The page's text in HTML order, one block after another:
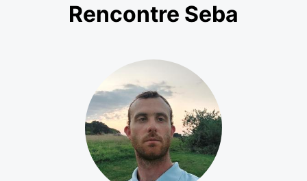
Rencontre Seba